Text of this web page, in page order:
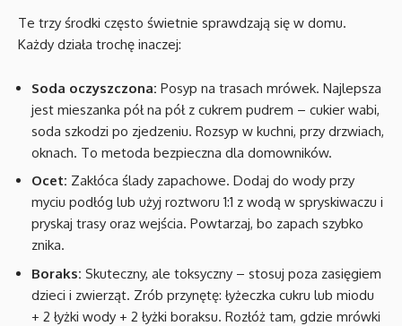
Te trzy środki często świetnie sprawdzają się w domu.
Każdy działa trochę inaczej:
Soda oczyszczona: Posyp na trasach mrówek. Najlepsza
jest mieszanka pół na pół z cukrem pudrem – cukier wabi,
soda szkodzi po zjedzeniu. Rozsyp w kuchni, przy drzwiach,
oknach. To metoda bezpieczna dla domowników.
Ocet: Zakłóca ślady zapachowe. Dodaj do wody przy
myciu podłóg lub użyj roztworu 1:1 z wodą w spryskiwaczu i
pryskaj trasy oraz wejścia. Powtarzaj, bo zapach szybko
znika.
Boraks: Skuteczny, ale toksyczny – stosuj poza zasięgiem
dzieci i zwierząt. Zrób przynętę: łyżeczka cukru lub miodu
+ 2 łyżki wody + 2 łyżki boraksu. Rozłóż tam, gdzie mrówki